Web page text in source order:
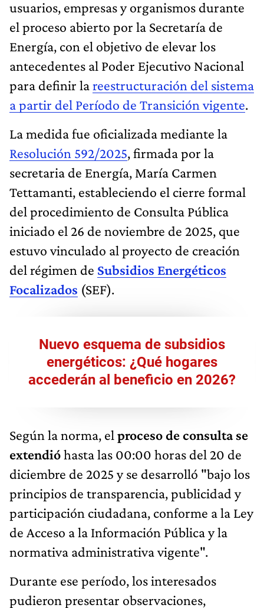
usuarios, empresas y organismos durante
el proceso abierto por la Secretaría de
Energía, con el objetivo de elevar los
antecedentes al Poder Ejecutivo Nacional
para definir lareestructuración del sistema
a partir del Período de Transición vigente.
La medida fue oficializada mediante la
Resolución 592/2025, firmada por la
secretaria de Energía, María Carmen
Tettamanti, estableciendo el cierre formal
del procedimiento de Consulta Pública
iniciado el 26 de noviembre de 2025, que
estuvo vinculado al proyecto de creación
del régimen de Subsidios Energéticos
Focalizados (SEF).
Nuevo esquema de subsidios
energéticos: ¿Qué hogares
accederán al beneficio en 2026?
Según la norma, el proceso de consulta se
extendióhasta las 00:00 horas del 20 de
diciembre de 2025 y se desarrolló "bajo los
principios de transparencia, publicidad y
participación ciudadana, conforme a la Ley
de Acceso a la Información Pública y la
normativa administrativa vigente".
Durante ese período, los interesados
pudieron presentar observaciones,